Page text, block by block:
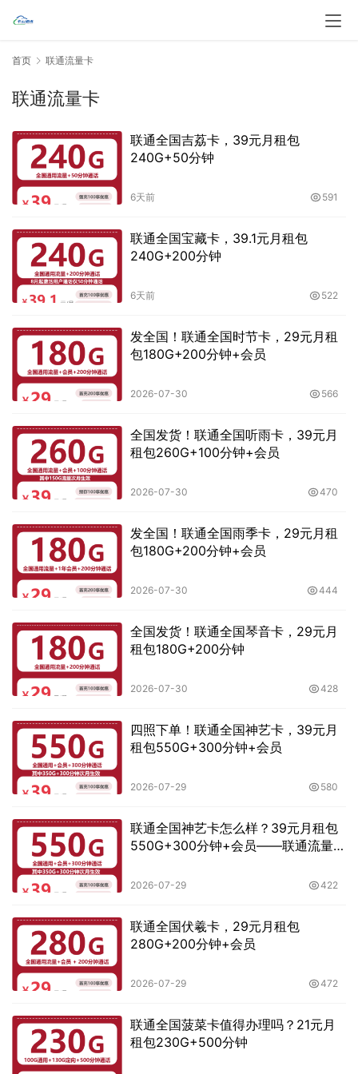
首页 联通流量卡
联通流量卡
联通全国吉荔卡，39元月租包
240G+50分钟
6天前 591
联通全国宝藏卡，39.1元月租包
240G+200分钟
6天前 522
发全国！联通全国时节卡，29元月租
包180G+200分钟+会员
2026-07-30 566
全国发货！联通全国听雨卡，39元月
租包260G+100分钟+会员
2026-07-30 470
发全国！联通全国雨季卡，29元月租
包180G+200分钟+会员
2026-07-30 444
全国发货！联通全国琴音卡，29元月
租包180G+200分钟
2026-07-30 428
四照下单！联通全国神艺卡，39元月
租包550G+300分钟+会员
2026-07-29 580
联通全国神艺卡怎么样？39元月租包
550G+300分钟+会员——联通流量卡
2026-07-29 422
联通全国伏羲卡，29元月租包
280G+200分钟+会员
2026-07-29 472
联通全国菠菜卡值得办理吗？21元月
租包230G+500分钟